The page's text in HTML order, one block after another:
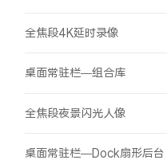
全焦段4K延时录像
桌面常驻栏—组合库
全焦段夜景闪光人像
桌面常驻栏—Dock扇形后台